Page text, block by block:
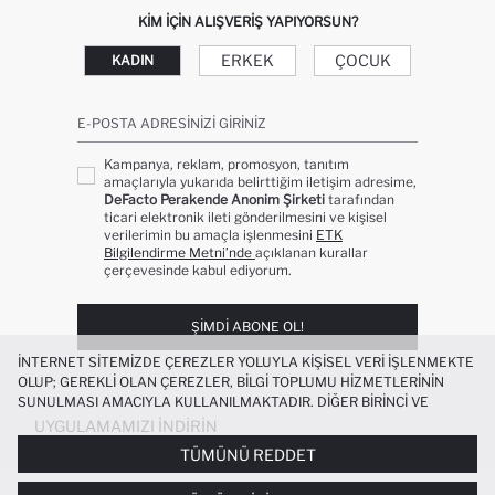
KIM IÇIN ALIŞVERIŞ YAPIYORSUN?
KADIN ERKEK ÇOCUK
E-POSTA ADRESINIZI GIRINIZ
Kampanya, reklam, promosyon, tanıtım
amaçlarıyla yukarıda belirttiğim iletişim adresime,
DeFacto Perakende Anonim Şirketi tarafından
ticari elektronik ileti gönderilmesini ve kişisel
verilerimin bu amaçla işlenmesini ETK
Bilgilendirme Metni’nde açıklanan kurallar
çerçevesinde kabul ediyorum.
ŞIMDI ABONE OL!
UYGULAMAMIZI İNDIRIN
İNTERNET SITEMIZDE ÇEREZLER YOLUYLA KIŞISEL VERI IŞLENMEKTE
OLUP; GEREKLI OLAN ÇEREZLER, BILGI TOPLUMU HIZMETLERININ
SUNULMASI AMACIYLA KULLANILMAKTADIR. DIĞER BIRINCI VE
ÜÇÜNCÜ TARAF ÇEREZLER ISE SIZE DAHA IYI BIR ALIŞVERIŞ
DENEYIMI SUNULABILMESI, SITEMIZIN DAHA IŞLEVSEL KILINMASI VE
KIŞISELLEŞTIRMESI VE AÇIK RIZA VERMENIZ HALINDE, SIZLERE
YÖNELIK PAZARLAMA FAALIYETLERININ YAPILMASI AMAÇLARIYLA
TÜMÜNÜ REDDET